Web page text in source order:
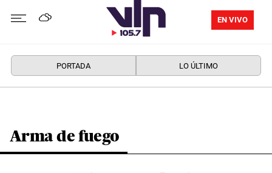
EN VIVO
PORTADA LO ÚLTIMO
Arma de fuego